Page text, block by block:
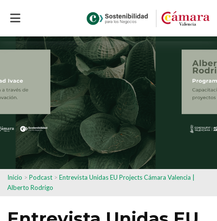
Inicio > Podcast > Entrevista Unidas EU Projects Cámara Valencia |
Alberto Rodrigo